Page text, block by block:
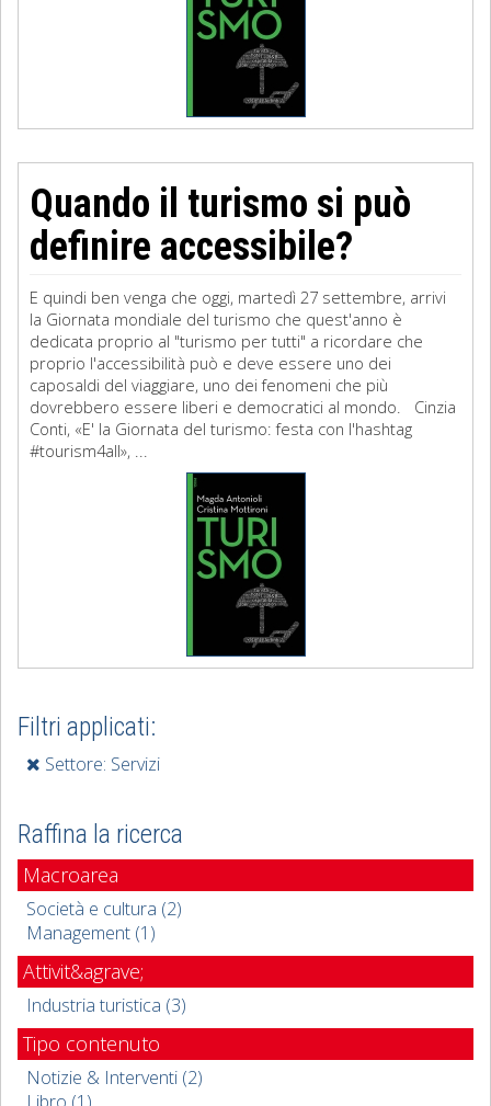
Quando il turismo si può
definire accessibile?
E quindi ben venga che oggi, martedì 27 settembre, arrivi
la Giornata mondiale del turismo che quest'anno è
dedicata proprio al "turismo per tutti" a ricordare che
proprio l'accessibilità può e deve essere uno dei
caposaldi del viaggiare, uno dei fenomeni che più
dovrebbero essere liberi e democratici al mondo. Cinzia
Conti, «E' la Giornata del turismo: festa con l'hashtag
#tourism4all», ...
Filtri applicati:
Settore: Servizi
Raffina la ricerca
Macroarea
Società e cultura (2)
Management (1)
Attivit&agrave;
Industria turistica (3)
Tipo contenuto
Notizie & Interventi (2)